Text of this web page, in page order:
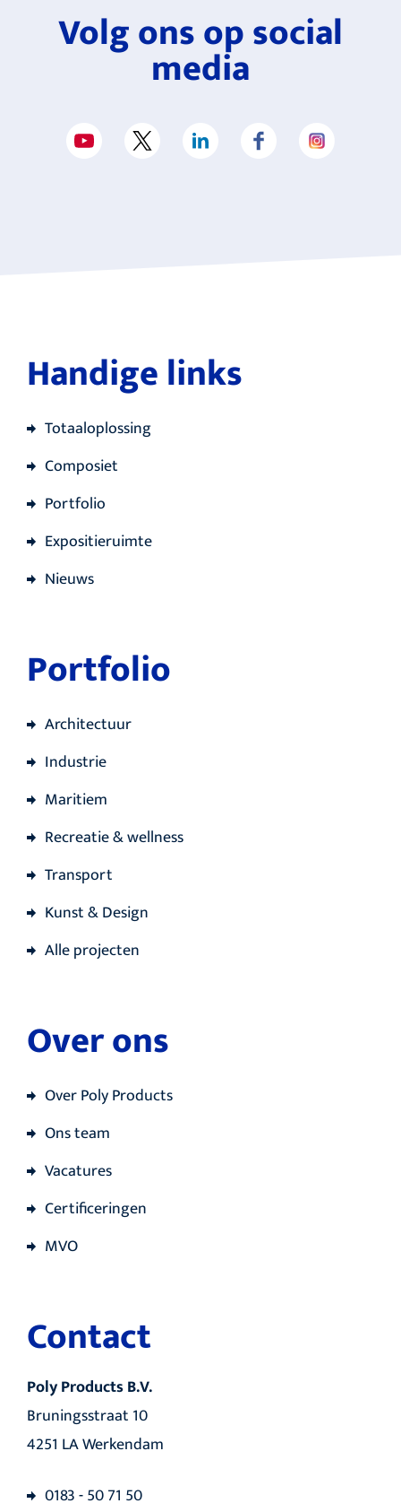
Volg ons op social
media
Handige links
Totaaloplossing
Composiet
Portfolio
Expositieruimte
Nieuws
Portfolio
Architectuur
Industrie
Maritiem
Recreatie & wellness
Transport
Kunst & Design
Alle projecten
Over ons
Over Poly Products
Ons team
Vacatures
Certificeringen
MVO
Contact
Poly Products B.V.
Bruningsstraat 10
4251 LA Werkendam
0183 - 50 71 50